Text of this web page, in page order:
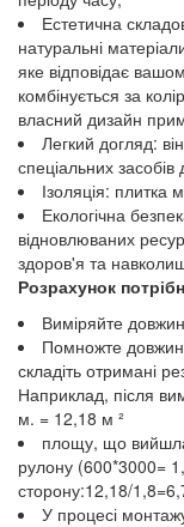
Естетична
натуральні
яке відповідає
комбінується за
власний дизайн
Легкий догляд:
спеціальних
Ізоляція: плитка
Екологічна
відновлюваних
здоров'я та
Розрахунок
Виміряйте
Помножте
складіть отримані
Наприклад, після
м. = 12,18 м ²
площу, що
рулону (600*3000=
сторону:12,18/
У процесі